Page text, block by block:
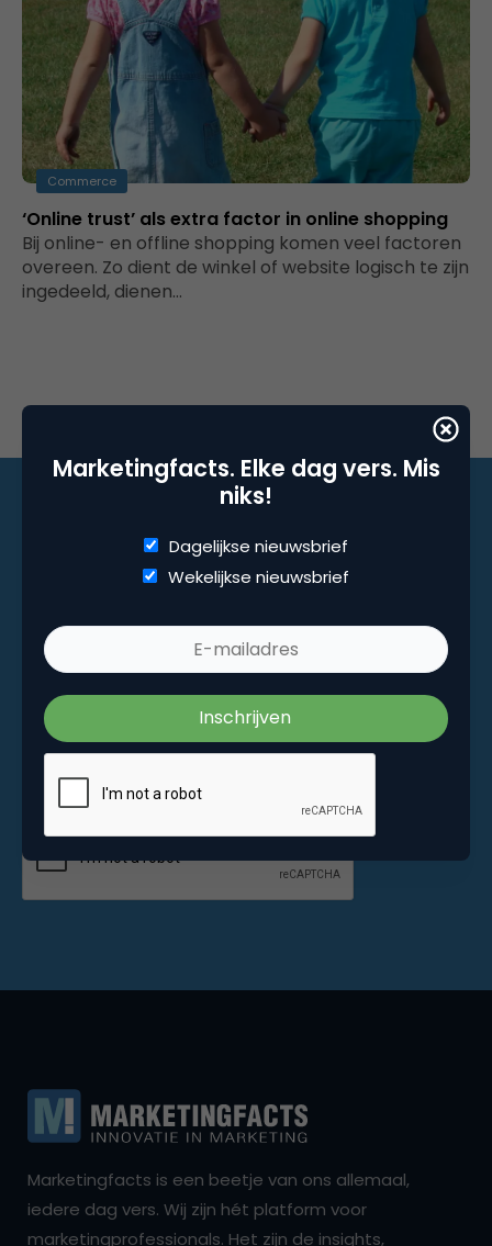
Commerce
‘Online trust’ als extra factor in online shopping
Bij online- en offline shopping komen veel factoren
overeen. Zo dient de winkel of website logisch te zijn
ingedeeld, dienen…
Marketingfacts. Elke dag vers. Mis
niks!
Dagelijkse nieuwsbrief
Wekelijkse nieuwsbrief
Marketingfacts. Elke dag vers. Mis niks!
Wekelijkse nieuwsbrief
Marketingfacts is een beetje van ons allemaal,
iedere dag vers. Wij zijn hét platform voor
marketingprofessionals. Het zijn de insights,